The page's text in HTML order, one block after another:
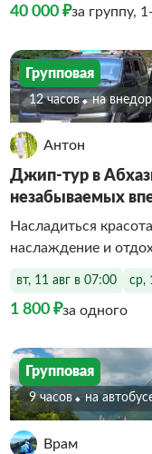
40 000 ₽за группу,
Групповая
12 часов На
Антон
Джип-тур в
незабываемых
Насладиться
наслаждение и
вт, 11 авг в 07:00 ср,
1 800 ₽за одного
Групповая
9 часов На
Врам